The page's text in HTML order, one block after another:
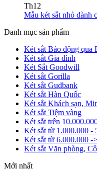
Th12
Mẫu két sắt nhỏ dành
Danh mục sản phẩm
Két sắt Báo động qua
Két sắt Gia đình
Két Sắt Goodwill
Két sắt Gorilla
Két sắt Gudbank
Két sắt Hàn Quốc
Két sắt Khách sạn,
Két sắt Tiệm vàng
Két sắt trên
Két sắt từ 1.000.000 -
Két sắt từ 6.000.000 -
Két sắt Văn phòng,
Mới nhất